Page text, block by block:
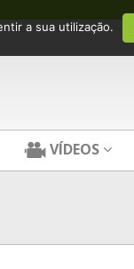
VÍDEOS
a sua utilização.